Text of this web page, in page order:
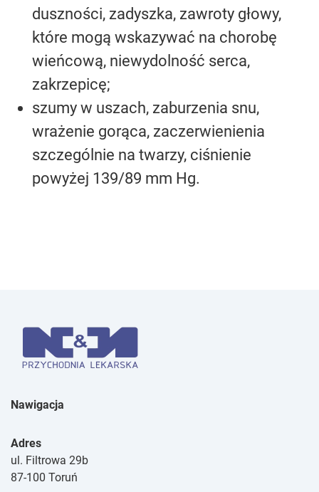
duszności, zadyszka, zawroty głowy,
które mogą wskazywać na chorobę
wieńcową, niewydolność serca,
zakrzepicę;
szumy w uszach, zaburzenia snu,
wrażenie gorąca, zaczerwienienia
szczególnie na twarzy, ciśnienie
powyżej 139/89 mm Hg.
Nawigacja
Adres
ul. Filtrowa 29b
87-100 Toruń